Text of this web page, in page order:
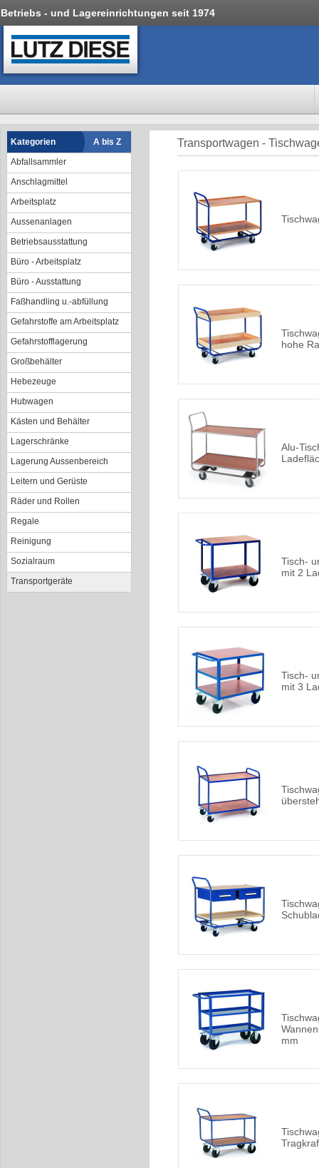
Betriebs - und Lagereinrichtungen seit 1974
Kategorien
A bis Z
Abfallsammler
Anschlagmittel
Arbeitsplatz
Aussenanlagen
Betriebsausstattung
Büro - Arbeitsplatz
Büro - Ausstattung
Faßhandling u.-abfüllung
Gefahrstoffe am Arbeitsplatz
Gefahrstofflagerung
Großbehälter
Hebezeuge
Hubwagen
Kästen und Behälter
Lagerschränke
Lagerung Aussenbereich
Leitern und Gerüste
Räder und Rollen
Regale
Reinigung
Sozialraum
Transportgeräte
Transportwagen -
hohe
Alu-
Tisch-
mit 2
Tisch-
mit 3
mm